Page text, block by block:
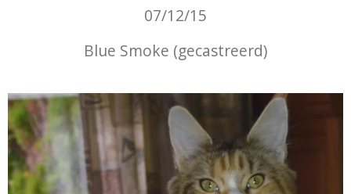
07/12/15
Blue Smoke (gecastreerd)